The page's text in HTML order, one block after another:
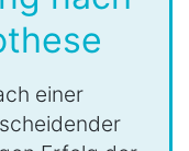
einer